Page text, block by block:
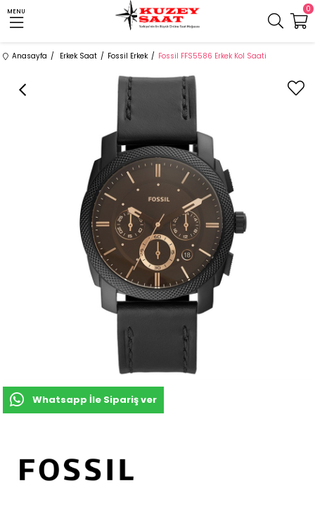
MENU 0
Anasayfa Erkek Saat Fossil Erkek Fossil FFS5586 Erkek Kol Saati
Whatsapp İle Sipariş ver